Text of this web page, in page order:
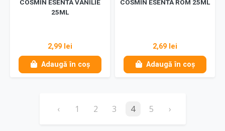
COSMIN ESENTA VANILIE
25ML
2,99 lei
Adaugă în coș
COSMIN ESENTA ROM 25ML
2,69 lei
Adaugă în coș
‹ 1 2 3 4 5 ›